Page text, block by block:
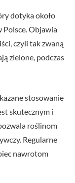
dotyka około
Polsce. Objawia
czyli tak zwaną
zielone, podczas
stosowanie
skutecznym i
roślinom
Regularne
nawrotom